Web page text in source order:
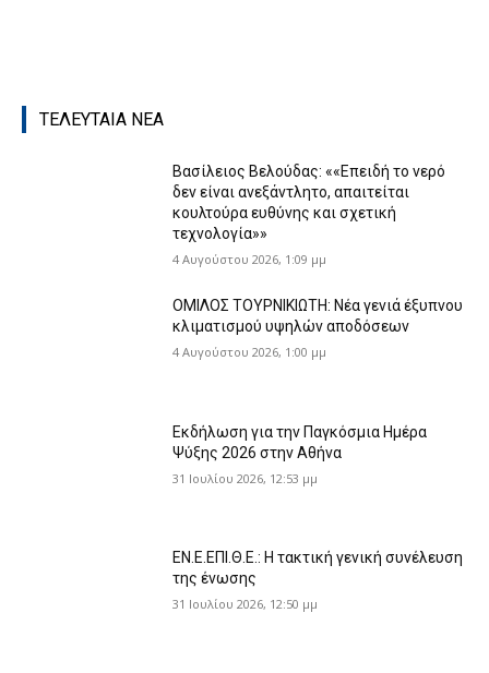
ΤΕΛΕΥΤΑΙΑ ΝΕΑ
Βασίλειος Βελούδας: ««Eπειδή το νερό
δεν είναι ανεξάντλητο, απαιτείται
κουλτούρα ευθύνης και σχετική
τεχνολογία»»
4 Αυγούστου 2026, 1:09 μμ
ΟΜΙΛΟΣ ΤΟΥΡΝΙΚΙΩΤΗ: Νέα γενιά έξυπνου
κλιματισμού υψηλών αποδόσεων
4 Αυγούστου 2026, 1:00 μμ
Εκδήλωση για την Παγκόσμια Ημέρα
Ψύξης 2026 στην Αθήνα
31 Ιουλίου 2026, 12:53 μμ
ΕΝ.Ε.ΕΠΙ.Θ.Ε.: Η τακτική γενική συνέλευση
της ένωσης
31 Ιουλίου 2026, 12:50 μμ